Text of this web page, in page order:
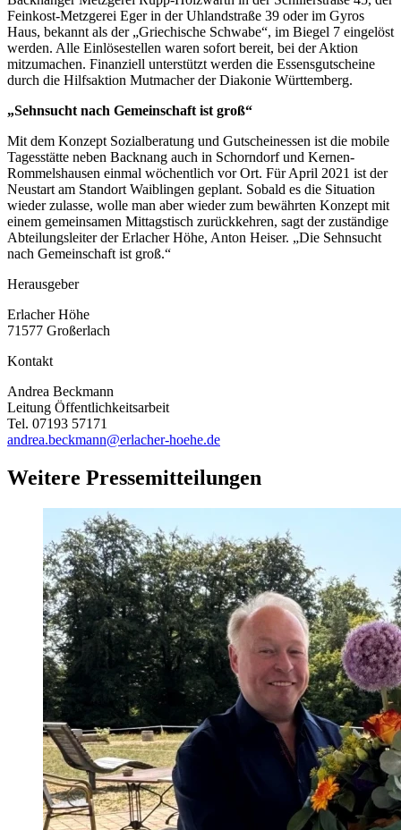
Feinkost-Metzgerei Eger in der Uhlandstraße 39 oder im Gyros
Haus, bekannt als der „Griechische Schwabe“, im Biegel 7 eingelöst
werden. Alle Einlösestellen waren sofort bereit, bei der Aktion
mitzumachen. Finanziell unterstützt werden die Essensgutscheine
durch die Hilfsaktion Mutmacher der Diakonie Württemberg.
„Sehnsucht nach Gemeinschaft ist groß“
Mit dem Konzept Sozialberatung und Gutscheinessen ist die mobile
Tagesstätte neben Backnang auch in Schorndorf und Kernen-
Rommelshausen einmal wöchentlich vor Ort. Für April 2021 ist der
Neustart am Standort Waiblingen geplant. Sobald es die Situation
wieder zulasse, wolle man aber wieder zum bewährten Konzept mit
einem gemeinsamen Mittagstisch zurückkehren, sagt der zuständige
Abteilungsleiter der Erlacher Höhe, Anton Heiser. „Die Sehnsucht
nach Gemeinschaft ist groß.“
Herausgeber
Erlacher Höhe
71577 Großerlach
Kontakt
Andrea Beckmann
Leitung Öffentlichkeitsarbeit
Tel. 07193 57171
andrea.beckmann@erlacher-hoehe.de
Weitere Pressemitteilungen